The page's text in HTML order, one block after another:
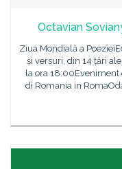
Octavian
Ziua Mondială a
și versuri, din 14 țări
la ora 18:00Eveniment
di Romania in